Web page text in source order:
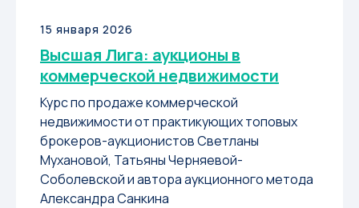
15 января 2026
Высшая Лига: аукционы в
коммерческой недвижимости
Курс по продаже коммерческой
недвижимости от практикующих топовых
брокеров-аукционистов Светланы
Мухановой, Татьяны Черняевой-
Соболевской и автора аукционного метода
Александра Санкина